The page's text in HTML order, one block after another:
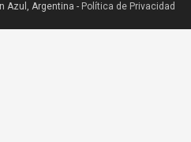
Azul, Argentina - Política de Privacidad